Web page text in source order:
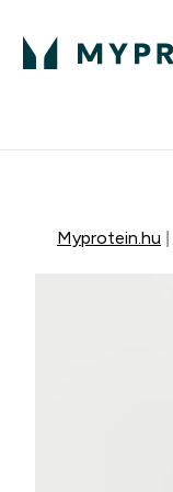
Myprotein.hu